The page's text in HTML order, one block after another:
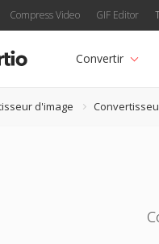
Compress Video GIF Editor
Convertir
d'image